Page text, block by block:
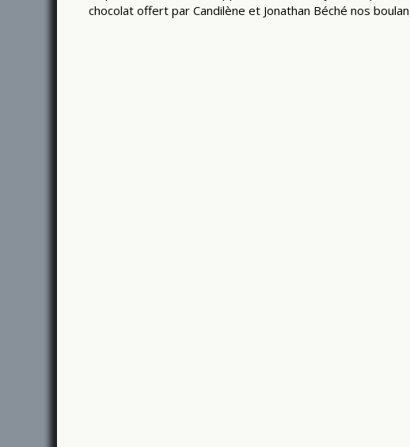
chocolat offert par Candilène et Jonathan Béché nos